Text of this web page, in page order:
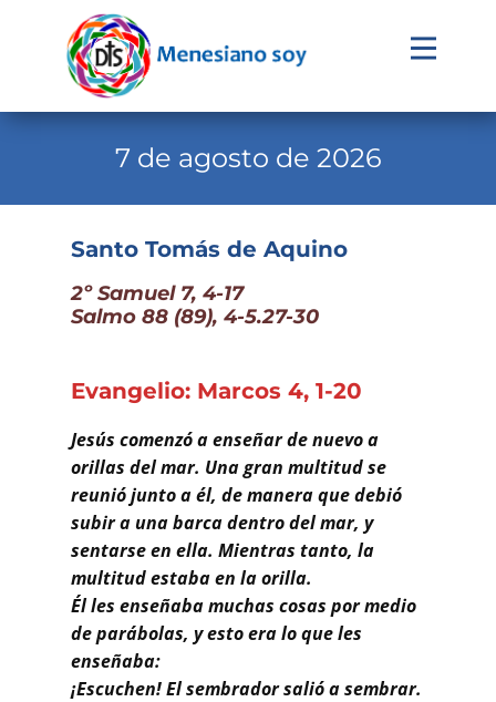
Evangelio
Familia Menesiana
Contacto
Buscar
7 de agosto de 2026
Santo Tomás de Aquino
2º Samuel 7, 4-17
Salmo 88 (89), 4-5.27-30
Evangelio: Marcos 4, 1-20
Jesús comenzó a enseñar de nuevo a
orillas del mar. Una gran multitud se
reunió junto a él, de manera que debió
subir a una barca dentro del mar, y
sentarse en ella. Mientras tanto, la
multitud estaba en la orilla.
Él les enseñaba muchas cosas por medio
de parábolas, y esto era lo que les
enseñaba:
¡Escuchen! El sembrador salió a sembrar.